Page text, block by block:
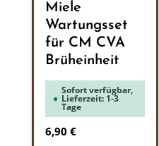
Miele
Wartungsset
für CM CVA
Brüheinheit
Sofort verfügbar,
Lieferzeit: 1-3
Tage
Regulärer Preis:
6,90 €